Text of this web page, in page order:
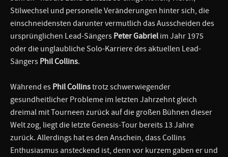
Stilwechsel und personelle Veränderungen hinter sich, die
einschneidensten darunter vermutlich das Ausscheiden des
ursprünglichen Lead-Sängers Peter Gabriel im Jahr 1975
oder die unglaubliche Solo-Karriere des aktuellen Lead-
Sängers Phil Collins.
Während es Phil Collinstrotz schwerwiegender
gesundheitlicher Probleme im letzten Jahrzehnt gleich
dreimal mit Tourneen zurück auf die großen Bühnen dieser
Welt zog, liegt die letzte Genesis-Tour bereits 13 Jahre
zurück. Allerdings hat es den Anschein, dass Collins
Enthusiasmus ansteckend ist, denn vor kurzem gaben er und